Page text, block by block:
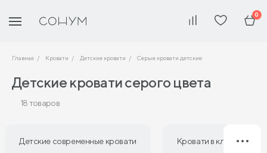
0
Главная Кровати Детские кровати Серые кровати детские
Детские кровати серого цвета
18 товаров
Детские современные кровати Кровати в